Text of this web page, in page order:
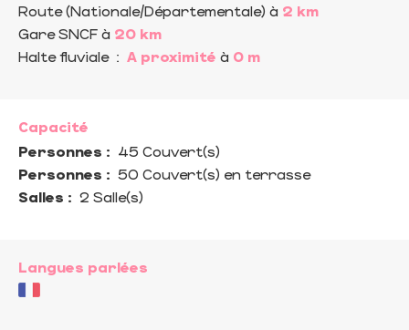
Route (Nationale/Départementale) à 2 km
Gare SNCF à 20 km
Halte fluviale: A proximité à 0 m
Capacité
Personnes : 45 Couvert(s)
Personnes : 50 Couvert(s) en terrasse
Salles : 2 Salle(s)
Langues parlées